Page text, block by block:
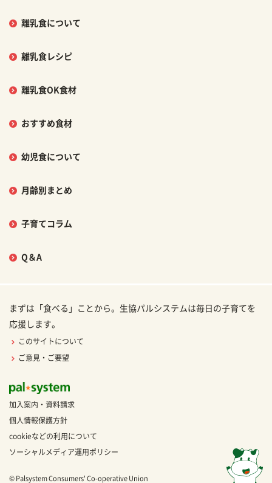
離乳食について
離乳食レシピ
離乳食OK食材
おすすめ食材
幼児食について
月齢別まとめ
子育てコラム
Q＆A
まずは「食べる」ことから。生協パルシステムは毎日の子育てを
応援します。
このサイトについて
ご意見・ご要望
加入案内・資料請求
個人情報保護方針
cookieなどの利用について
ソーシャルメディア運用ポリシー
© Palsystem Consumers' Co-operative Union